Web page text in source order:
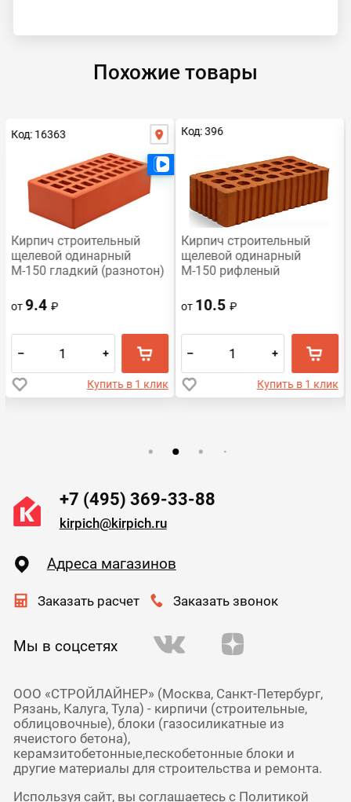
Похожие товары
Код: 16363
Кирпич строительный
щелевой одинарный
М-150 гладкий (разнотон)
от9.4₽
– +
Купить в 1 клик
Код: 396
Кирпич строительный
щелевой одинарный
М-150 рифленый
от 10.5₽
– +
Купить в 1 клик
+7 (495) 369-33-88
kirpich@kirpich.ru
Адреса магазинов
Заказать расчет Заказать звонок
Мы в соцсетях
ООО «СТРОЙЛАЙНЕР» (Москва, Санкт-Петербург,
Рязань, Калуга, Тула) - кирпичи (строительные,
облицовочные), блоки (газосиликатные из
ячеистого бетона),
керамзитобетонные,пескобетонные блоки и
другие материалы для строительства и ремонта.
Используя сайт, вы соглашаетесь с Политикой